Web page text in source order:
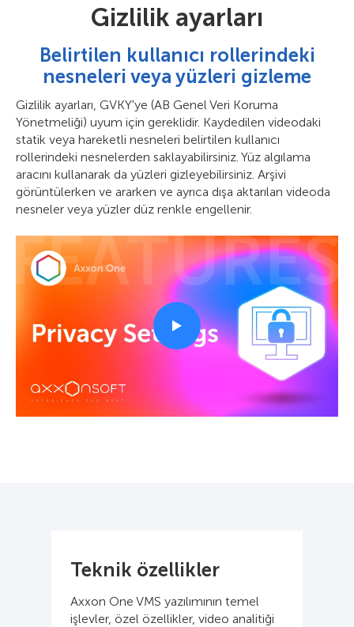
Gizlilik ayarları
Belirtilen kullanıcı rollerindeki
nesneleri veya yüzleri gizleme
Gizlilik ayarları, GVKY'ye (AB Genel Veri Koruma
Yönetmeliği) uyum için gereklidir. Kaydedilen videodaki
statik veya hareketli nesneleri belirtilen kullanıcı
rollerindeki nesnelerden saklayabilirsiniz. Yüz algılama
aracını kullanarak da yüzleri gizleyebilirsiniz. Arşivi
görüntülerken ve ararken ve ayrıca dışa aktarılan videoda
nesneler veya yüzler düz renkle engellenir.
Teknik özellikler
Axxon One VMS yazılımının temel
işlevler, özel özellikler, video analitiği